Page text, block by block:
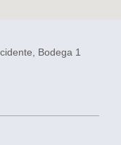
Bodega 1